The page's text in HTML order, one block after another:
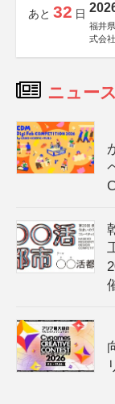
あと 32 日
福井
式会社
ニュース